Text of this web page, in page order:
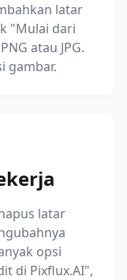
latar
"Mulai dari
atau JPG.
gambar.
latar
opsi
di Pixflux.AI",